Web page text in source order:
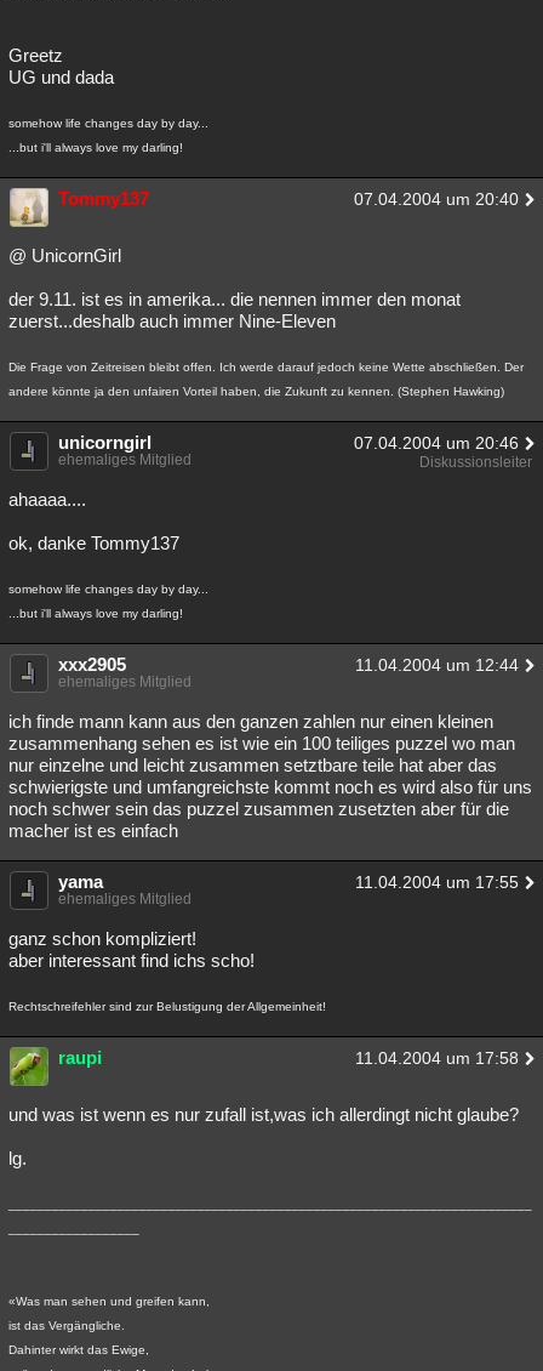
Greetz
UG und dada
somehow life changes day by day...
...but i'll always love my darling!
Tommy137 07.04.2004 um 20:40
@ UnicornGirl
der 9.11. ist es in amerika... die nennen immer den monat
zuerst...deshalb auch immer Nine-Eleven
Die Frage von Zeitreisen bleibt offen. Ich werde darauf jedoch keine Wette abschließen. Der
andere könnte ja den unfairen Vorteil haben, die Zukunft zu kennen. (Stephen Hawking)
unicorngirl 07.04.2004 um 20:46
ehemaliges Mitglied Diskussionsleiter
ahaaaa....
ok, danke Tommy137
somehow life changes day by day...
...but i'll always love my darling!
xxx2905 11.04.2004 um 12:44
ehemaliges Mitglied
ich finde mann kann aus den ganzen zahlen nur einen kleinen
zusammenhang sehen es ist wie ein 100 teiliges puzzel wo man
nur einzelne und leicht zusammen setztbare teile hat aber das
schwierigste und umfangreichste kommt noch es wird also für uns
noch schwer sein das puzzel zusammen zusetzten aber für die
macher ist es einfach
yama 11.04.2004 um 17:55
ehemaliges Mitglied
ganz schon kompliziert!
aber interessant find ichs scho!
Rechtschreifehler sind zur Belustigung der Allgemeinheit!
raupi 11.04.2004 um 17:58
und was ist wenn es nur zufall ist,was ich allerdingt nicht glaube?
lg.
«Was man sehen und greifen kann,
ist das Vergängliche.
Dahinter wirkt das Ewige,